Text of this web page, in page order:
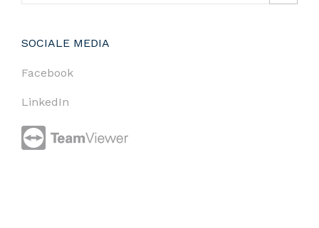
SOCIALE MEDIA
Facebook
LinkedIn